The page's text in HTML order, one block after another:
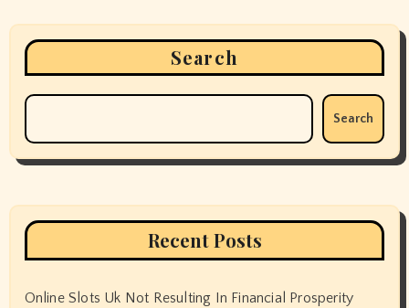
Search
Search
Recent Posts
Online Slots Uk Not Resulting In Financial Prosperity